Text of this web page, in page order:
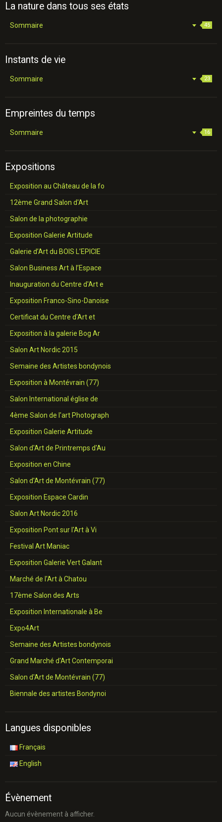
La nature dans tous ses états
Sommaire 45
Instants de vie
Sommaire 23
Empreintes du temps
Sommaire 16
Expositions
Exposition au Château de la fo
12ème Grand Salon d'Art
Salon de la photographie
Exposition Galerie Artitude
Galerie d’Art du BOIS L’EPICIE
Salon Business Art à l’Espace
Inauguration du Centre d'Art e
Exposition Franco-Sino-Danoise
Certificat du Centre d'Art et
Exposition à la galerie Bog Ar
Salon Art Nordic 2015
Semaine des Artistes bondynois
Exposition à Montévrain (77)
Salon International église de
4ème Salon de l'art Photograph
Exposition Galerie Artitude
Salon d'Art de Printremps d'Au
Exposition en Chine
Salon d'Art de Montévrain (77)
Exposition Espace Cardin
Salon Art Nordic 2016
Exposition Pont sur l'Art à Vi
Festival Art Maniac
Exposition Galerie Vert Galant
Marché de l'Art à Chatou
17ème Salon des Arts
Exposition Internationale à Be
Expo4Art
Semaine des Artistes bondynois
Grand Marché d'Art Contemporai
Salon d'Art de Montévrain (77)
Biennale des artistes Bondynoi
Langues disponibles
Français
English
Évènement
Aucun évènement à afficher.